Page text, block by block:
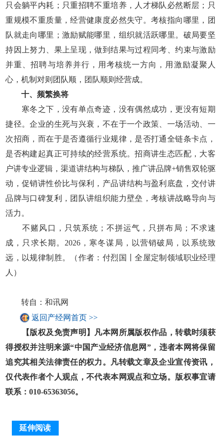
只会躺平内耗；只重招聘不重培养，人才梯队必然断层；只
重规模不重质量，经营健康度必然失守。考核指向哪里，团
队就走向哪里；激励赋能哪里，组织就活跃哪里。破局要坚
持因上努力、果上呈现，做到结果与过程同考、约束与激励
并重、招聘与培养并行，用考核统一方向，用激励凝聚人
心，机制对则团队顺，团队顺则经营成。
十、频繁换将
寒冬之下，没有单点奇迹，没有偶然成功，更没有短期
捷径。企业的生死与兴衰，不在于一个政策、一场活动、一
次招商，而在于是否遵循行业规律，是否打通全链条卡点，
是否构建起真正可持续的经营系统。招商讲生态匹配，大客
户讲专业逻辑，渠道讲结构与梯队，推广讲品牌+销售双轮驱
动，促销讲性价比与保利，产品讲结构与盈利底盘，交付讲
品牌与口碑复利，团队讲组织能力壁垒，考核讲战略导向与
活力。
不赌风口，只筑系统；不拼运气，只拼布局；不求速
成，只求长期。2026，寒冬谋局，以营销破局，以系统致
远，以规律制胜。（作者：付烈国〡全屋定制领域职业经理
人）
转自：和讯网
返回产经网首页 >>
【版权及免责声明】凡本网所属版权作品，转载时须获
得授权并注明来源“中国产业经济信息网”，违者本网将保留
追究其相关法律责任的权力。凡转载文章及企业宣传资讯，
仅代表作者个人观点，不代表本网观点和立场。版权事宜请
联系：010-65363056。
延伸阅读